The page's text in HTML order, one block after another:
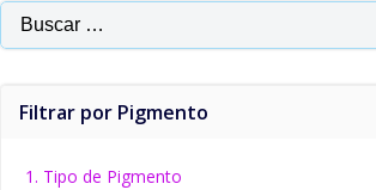
Buscar:
Filtrar por Pigmento
1. Tipo de Pigmento